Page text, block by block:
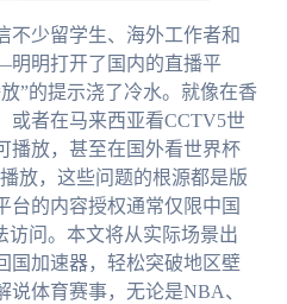
不少留学生、海外工作者和
明打开了国内的直播平
”的提示浇了冷水。就像在香
或者在马来西亚看CCTV5世
播放，甚至在国外看世界杯
放，这些问题的根源都是版
台的内容授权通常仅限中国
访问。本文将从实际场景出
国加速器，轻松突破地区壁
说体育赛事，无论是NBA、